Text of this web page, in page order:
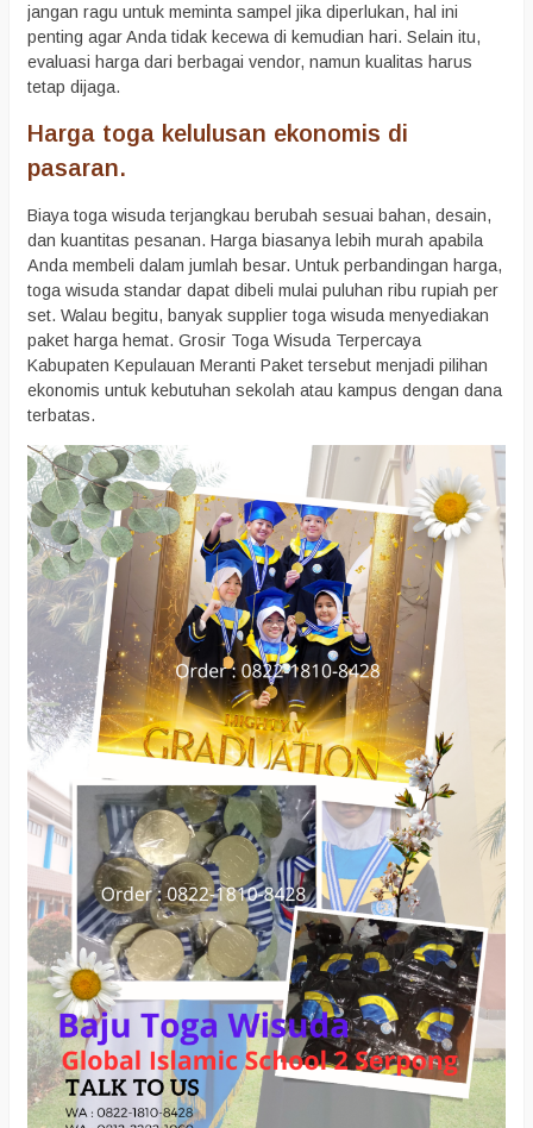
jangan ragu untuk meminta sampel jika diperlukan, hal ini
penting agar Anda tidak kecewa di kemudian hari. Selain itu,
evaluasi harga dari berbagai vendor, namun kualitas harus
tetap dijaga.
Harga toga kelulusan ekonomis di
pasaran.
Biaya toga wisuda terjangkau berubah sesuai bahan, desain,
dan kuantitas pesanan. Harga biasanya lebih murah apabila
Anda membeli dalam jumlah besar. Untuk perbandingan harga,
toga wisuda standar dapat dibeli mulai puluhan ribu rupiah per
set. Walau begitu, banyak supplier toga wisuda menyediakan
paket harga hemat. Grosir Toga Wisuda Terpercaya
Kabupaten Kepulauan Meranti Paket tersebut menjadi pilihan
ekonomis untuk kebutuhan sekolah atau kampus dengan dana
terbatas.